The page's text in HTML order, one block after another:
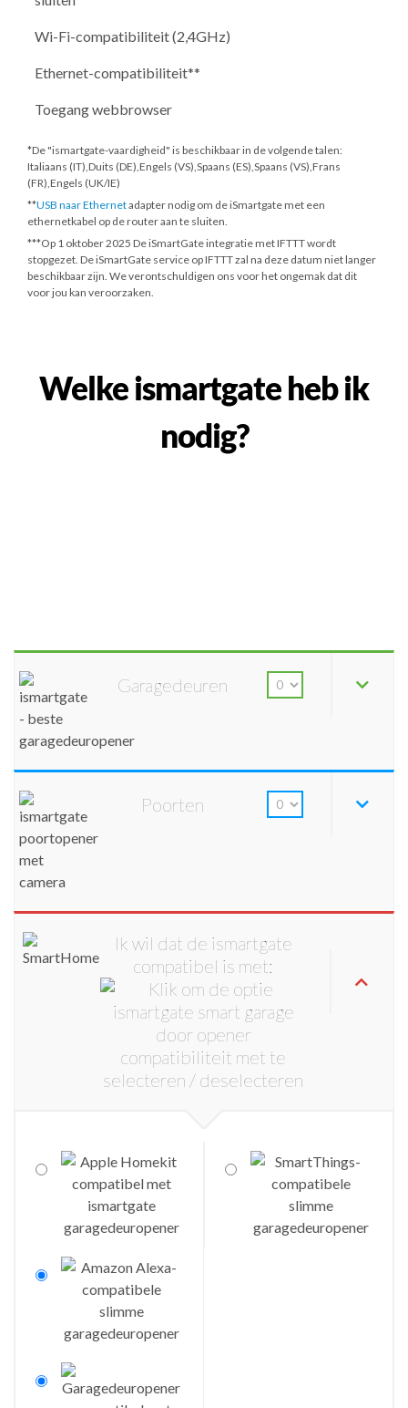
Wi-Fi-compatibiliteit (2,4GHz)
Ethernet-compatibiliteit**
Toegang webbrowser
*De "ismartgate-vaardigheid" is beschikbaar in de volgende talen:
Italiaans (IT),Duits (DE),Engels (VS),Spaans (ES),Spaans (VS),Frans
(FR),Engels (UK/IE)
**USB naar Ethernetadapter nodig om de iSmartgate met een
ethernetkabel op de router aan te sluiten.
***Op 1 oktober 2025 De iSmartGate integratie met IFTTT wordt
stopgezet. De iSmartGate service op IFTTT zal na deze datum niet langer
beschikbaar zijn. We verontschuldigen ons voor het ongemak dat dit
voor jou kan veroorzaken.
Welke ismartgate heb ik
nodig?
Garagedeuren
Poorten
Ik wil dat de ismartgate
compatibel is met: